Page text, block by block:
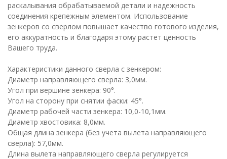
раскалывания обрабатываемой детали и надежность
соединения крепежным элементом. Использование
зенкеров со сверлом повышает качество готового изделия,
его аккуратность и благодаря этому растет ценность
Вашего труда.
Характеристики данного сверла с зенкером:
Диаметр направляющего сверла: 3,0мм.
Угол при вершине зенкера: 90°.
Угол на сторону при снятии фаски: 45°.
Диаметр рабочей части зенкера: 10,0-10,1мм.
Диаметр хвостовика: 8,0мм.
Общая длина зенкера (без учета вылета направляющего
сверла): 57,0мм.
Длина вылета направляющего сверла регулируется